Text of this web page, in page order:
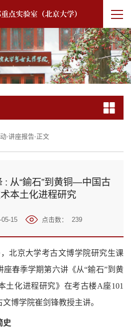
-讲座报告-正文
: 从“鍮石”到黄铜—中国古
本土化进程研究
05-15 点击数： 239
，北京大学考古文博学院研究生课
春季学期第六讲《从“鍮石”到黄
化进程研究》在考古楼A座101
博学院崔剑锋教授主讲。
史